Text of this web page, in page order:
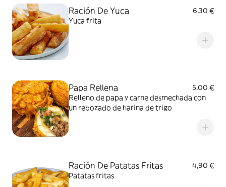
Ración De Yuca
6,30 €
Yuca frita
Papa Rellena
5,00 €
Relleno de papa y carne desmechada con
un rebozado de harina de trigo
Ración De Patatas Fritas
4,90 €
Patatas fritas